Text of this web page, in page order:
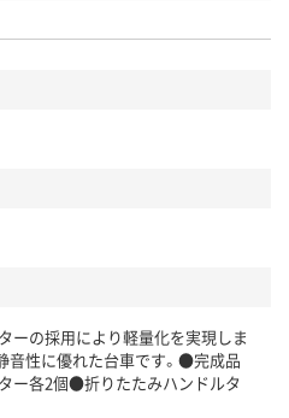
の採用により軽量化を実現しま
音性に優れた台車です。●完成品
ー各2個●折りたたみハンドルタ